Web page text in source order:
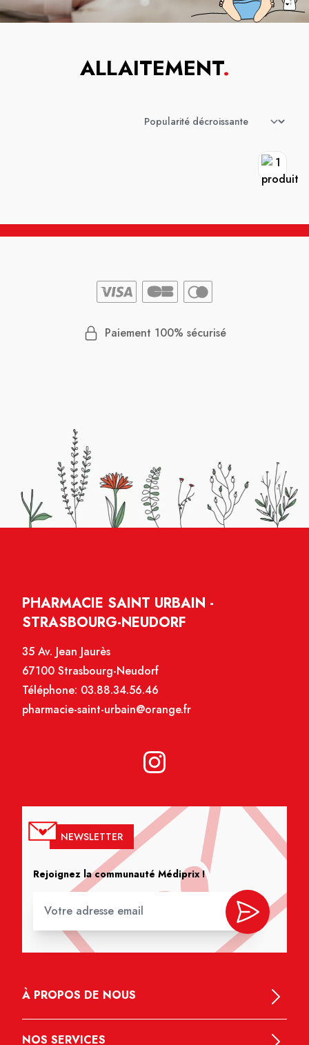
ALLAITEMENT.
Paiement 100% sécurisé
PHARMACIE SAINT URBAIN -
STRASBOURG-NEUDORF
35 Av. Jean Jaurès
67100 Strasbourg-Neudorf
Téléphone: 03.88.34.56.46
pharmacie-saint-urbain@orange.fr
NEWSLETTER
Rejoignez la communauté Médiprix !
À PROPOS DE NOUS
NOS SERVICES